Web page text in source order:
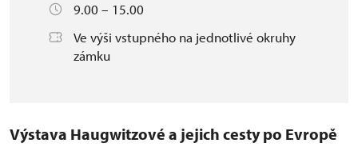
9.00 – 15.00
Ve výši vstupného na jednotlivé okruhy
zámku
Výstava Haugwitzové a jejich cesty po Evropě